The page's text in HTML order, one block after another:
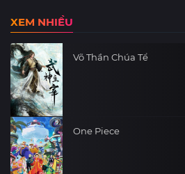
XEM NHIỀU
Võ Thần Chúa Tể
One Piece